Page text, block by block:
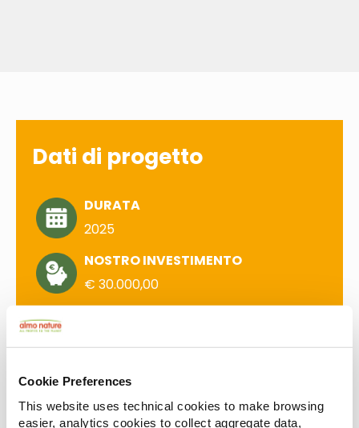
Cookie Preferences
This website uses technical cookies to make browsing
easier, analytics cookies to collect aggregate data,
Dati di progetto
DURATA
2025
NOSTRO INVESTIMENTO
€ 30.000,00